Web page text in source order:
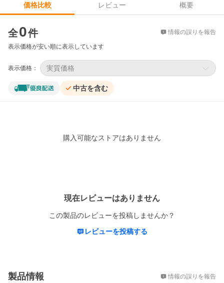
価格比較 レビュー
概要
全0件 情報の誤りを報告
表示価格が安い順に表示しています
表示価格： 実質価格
中古を含む
購入可能なストアはありません
現在レビューはありません
この製品のレビューを投稿しませんか？
レビューを投稿する
製品情報 情報の誤りを報告